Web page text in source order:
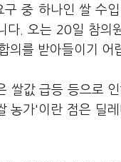
중 하나인 쌀 수
다. 오는 20일 참의
의를 받아들이기 어
쌀값 급등 등으로
농가'이란 점은 딜